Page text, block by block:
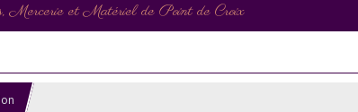
Mercerie et Matériel de Point de Croix